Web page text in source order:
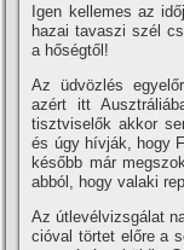
Igen kellemes az
hazai tavaszi szél
a hőségtől!
Az üdvözlés
azért itt
tisztviselők akkor
és úgy hí­vják, hogy
később már
abból, hogy valaki
Az útlevélvizsgálat
cióval törtet előre a